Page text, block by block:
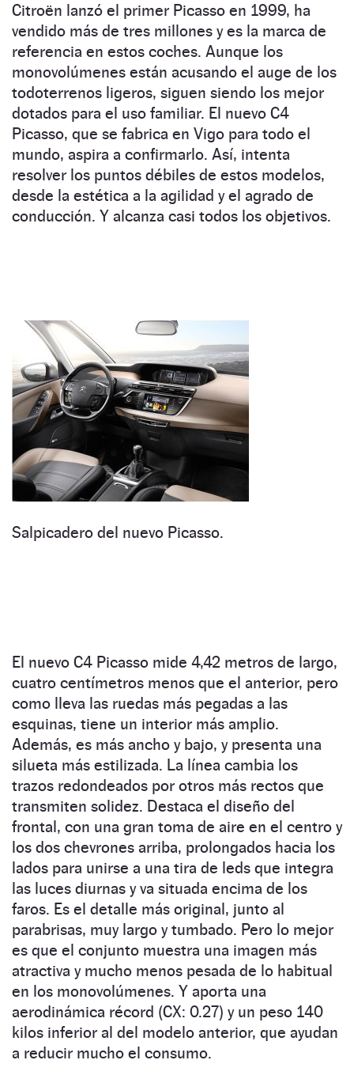
Citroën lanzó el primer Picasso en 1999, ha
vendido más de tres millones y es la marca de
referencia en estos coches. Aunque los
monovolúmenes están acusando el auge de los
todoterrenos ligeros, siguen siendo los mejor
dotados para el uso familiar. El nuevo C4
Picasso, que se fabrica en Vigo para todo el
mundo, aspira a confirmarlo. Así, intenta
resolver los puntos débiles de estos modelos,
desde la estética a la agilidad y el agrado de
conducción. Y alcanza casi todos los objetivos.
Salpicadero del nuevo Picasso.
El nuevo C4 Picasso mide 4,42 metros de largo,
cuatro centímetros menos que el anterior, pero
como lleva las ruedas más pegadas a las
esquinas, tiene un interior más amplio.
Además, es más ancho y bajo, y presenta una
silueta más estilizada. La línea cambia los
trazos redondeados por otros más rectos que
transmiten solidez. Destaca el diseño del
frontal, con una gran toma de aire en el centro y
los dos chevrones arriba, prolongados hacia los
lados para unirse a una tira de leds que integra
las luces diurnas y va situada encima de los
faros. Es el detalle más original, junto al
parabrisas, muy largo y tumbado. Pero lo mejor
es que el conjunto muestra una imagen más
atractiva y mucho menos pesada de lo habitual
en los monovolúmenes. Y aporta una
aerodinámica récord (CX: 0.27) y un peso 140
kilos inferior al del modelo anterior, que ayudan
a reducir mucho el consumo.